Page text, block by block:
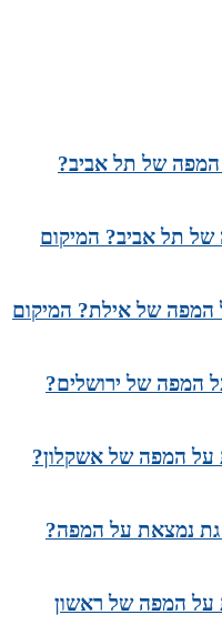
המפה של תל אביב?
של תל אביב? המיקום
המפה של אילת? המיקום
המפה של ירושלים?
על המפה של אשקלון?
גת נמצאת על המפה?
על המפה של ראשון